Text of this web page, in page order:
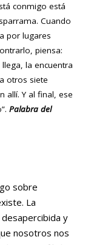
conmigo está
Cuando
por lugares
piensa:
llega, la encuentra
otros siete
allí. Y al final, ese
Palabra del
sobre
La
y
nosotros nos